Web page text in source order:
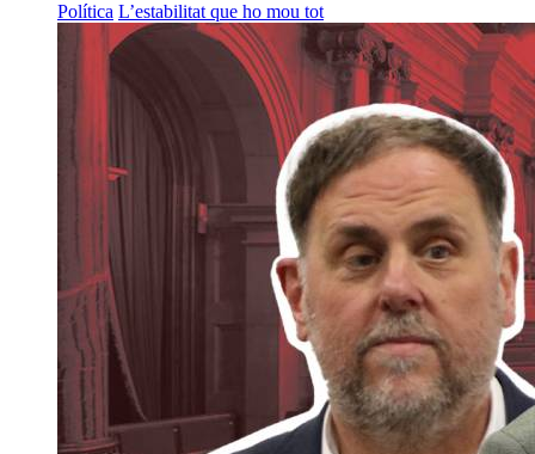
Política L’estabilitat que ho mou tot